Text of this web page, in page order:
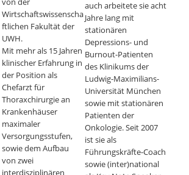
Wirtschaftswissenscha
ftlichen Fakultät der
UWH.
Mit mehr als 15 Jahren
klinischer Erfahrung in
der Position als
Chefarzt für
Thoraxchirurgie an
Krankenhäuser
maximaler
Versorgungsstufen,
sowie dem Aufbau
von zwei
interdisziplinären
auch arbeitete sie acht
Jahre lang mit
stationären
Depressions- und
Burnout-Patienten
des Klinikums der
Ludwig-Maximilians-
Universität München
sowie mit stationären
Patienten der
Onkologie. Seit 2007
ist sie als
Führungskräfte-Coach
sowie (inter)national